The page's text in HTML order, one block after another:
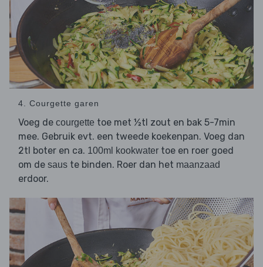
4. Courgette garen
Voeg de courgette toe met ½tl zout en bak 5-7min
mee. Gebruik evt. een tweede koekenpan. Voeg dan
2tl boter en ca. 100ml kookwater toe en roer goed
om de saus te binden. Roer dan het maanzaad
erdoor.